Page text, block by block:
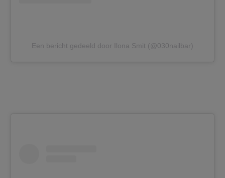
Een bericht gedeeld door Ilona Smit (@030nailbar)